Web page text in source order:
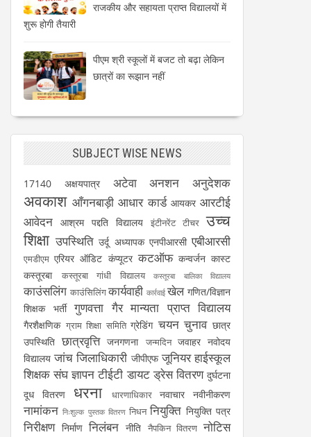
राजकीय और सहायता प्राप्त विद्यालयों में
शुरू होगी तैयारी
पीएम श्री स्कूलों में बजट तो बढ़ा लेकिन
छात्रों का रूझान नहीं
SUBJECT WISE NEWS
17140 अक्षयपात्र अटेवा अनशन अनुदेशक
अवकाश आँगनबाड़ी आधार कार्ड आयकर आरटीई
आवेदन आश्रम पद्दति विद्यालय इंटीनरेंट टीचर उच्च
शिक्षा उपस्थिति उर्दू अध्यापक एनपीआरसी एबीआरसी
एमडीएम एरियर ऑडिट कंप्यूटर कटऑफ कन्वर्जन कास्ट
कस्तूरबा
कस्तूरबा गांधी विद्यालय कस्तूरबा बालिका विद्यालय
काउंसलिंग काउंसिलिंग कार्यवाही कार्रवाई खेल गणित/विज्ञान
शिक्षक भर्ती
गुणवत्ता गैर मान्यता प्राप्त विद्यालय
गैरशैक्षणिक ग्राम शिक्षा समिति ग्रेडिंग चयन चुनाव छात्र
उपस्थिति छात्रवृत्ति जनगणना जन्मदिन जवाहर नवोदय
विद्यालय जांच जिलाधिकारी जीपीएफ जूनियर हाईस्कूल
शिक्षक संघ ज्ञापन टीईटी डायट ड्रेस वितरण दुर्घटना
दूध वितरण
धरना धारणाधिकार नवाचार नवीनीकरण
नामांकन निःशुल्क पुस्तक वितरण निधन नियुक्ति नियुक्ति पत्र
निरीक्षण निर्माण निलंबन नीति नैपकिन वितरण नोटिस